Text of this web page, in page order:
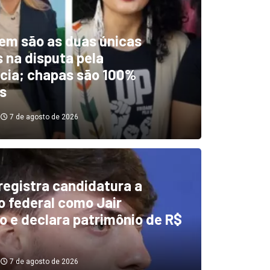
desvios de
emendas Pix
7 de agosto de 2026
são as duas únicas
na disputa pela
chapas são 100%
7 de agosto de 2026
candidatura a
federal como Jair
e declara patrimônio de R$
7 de agosto de 2026